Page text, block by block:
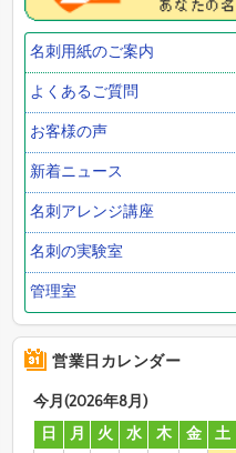
名刺用紙のご案内
よくあるご質問
お客様の声
新着ニュース
名刺アレンジ講座
名刺の実験室
管理室
営業日カレンダー
今月(2026年8月)
日
月 火 水 木 金
土